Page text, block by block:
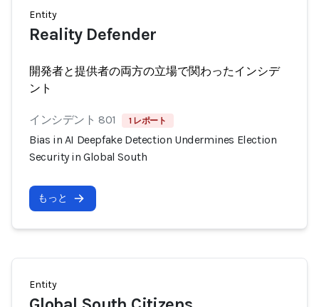
Entity
Reality Defender
開発者と提供者の両方の立場で関わったインシデ
ント
インシデント 801 1 レポート
Bias in AI Deepfake Detection Undermines Election
Security in Global South
もっと
Entity